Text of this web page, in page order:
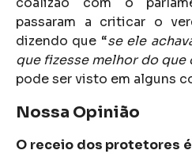
passaram a criticar o
dizendo que “se ele
que fizesse melhor do que
pode ser visto em alguns
Nossa Opinião
O receio dos protetores